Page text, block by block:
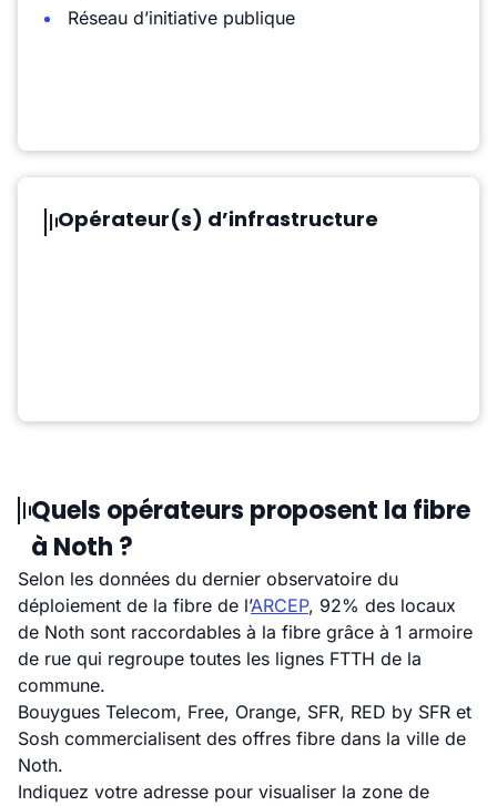
Réseau d’initiative publique
Opérateur(s) d’infrastructure
Quels opérateurs proposent la fibre
à Noth ?
Selon les données du dernier observatoire du
déploiement de la fibre de l’ARCEP, 92% des locaux
de Noth sont raccordables à la fibre grâce à 1 armoire
de rue qui regroupe toutes les lignes FTTH de la
commune.
Bouygues Telecom, Free, Orange, SFR, RED by SFR et
Sosh commercialisent des offres fibre dans la ville de
Noth.
Indiquez votre adresse pour visualiser la zone de